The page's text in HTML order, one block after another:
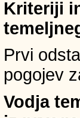
Kriteriji
Prvi
pogojev
Vodja